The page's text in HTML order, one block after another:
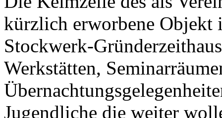
kürzlich erworbene Objekt
Stockwerk-
Werkstätten,
Jugendliche die weiter